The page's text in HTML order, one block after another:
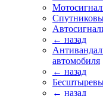
← назад
автомобиля
← назад
← назад